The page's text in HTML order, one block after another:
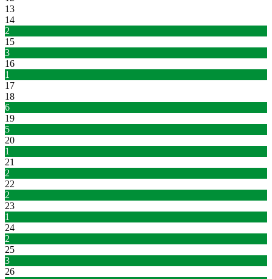
13
14
2
15
3
16
1
17
18
6
19
5
20
1
21
2
22
2
23
1
24
2
25
3
26